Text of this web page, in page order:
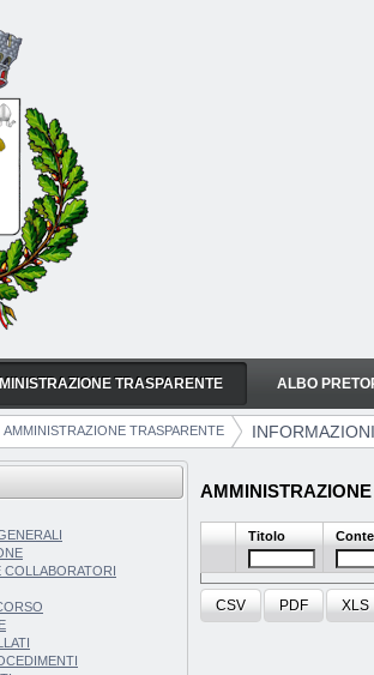
AMBIENTALITRASPARENTE ALBO
AMMINISTRAZIONE TRASPARENTE
Titolo
CSV PDF XLS